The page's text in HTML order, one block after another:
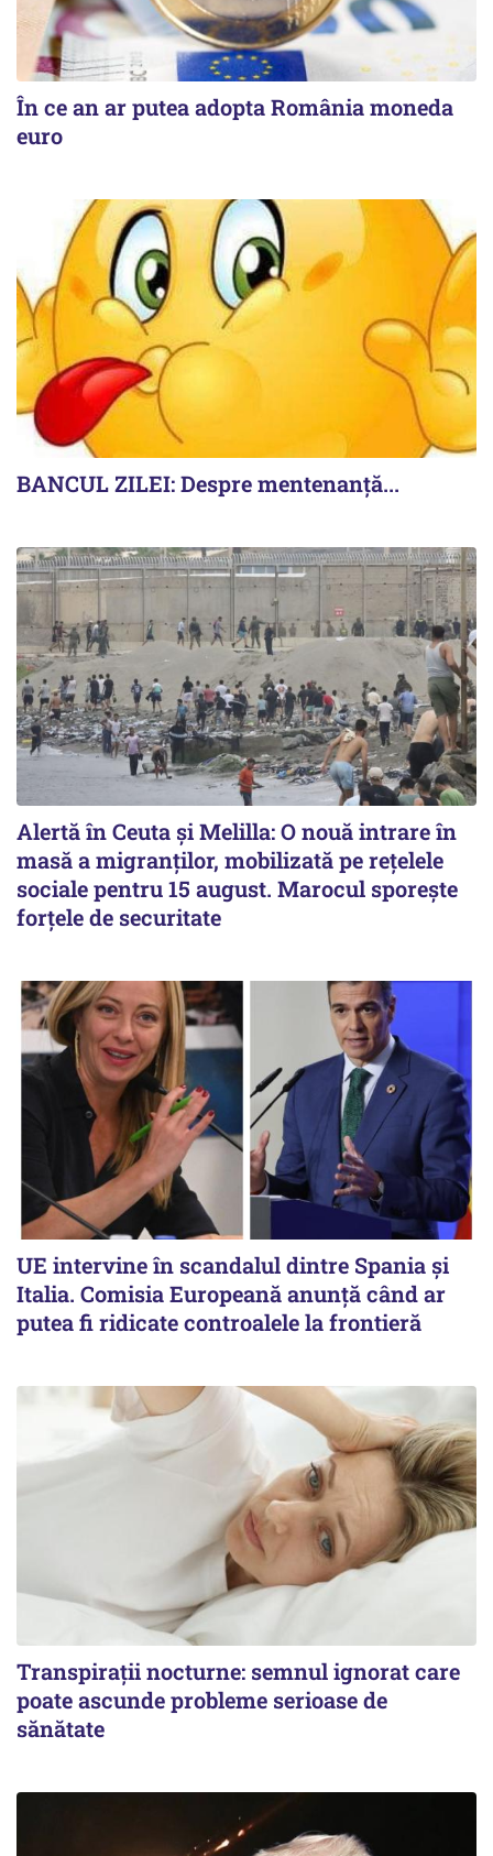
În ce an ar putea adopta România moneda
euro
BANCUL ZILEI: Despre mentenanță...
Alertă în Ceuta și Melilla: O nouă intrare în
masă a migranților, mobilizată pe rețelele
sociale pentru 15 august. Marocul sporește
forțele de securitate
UE intervine în scandalul dintre Spania și
Italia. Comisia Europeană anunță când ar
putea fi ridicate controalele la frontieră
Transpirații nocturne: semnul ignorat care
poate ascunde probleme serioase de
sănătate